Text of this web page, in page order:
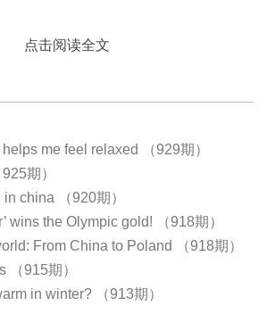
点击阅读全文
me feel relaxed （929期）
期）
china （920期）
wins the Olympic gold! （918期）
From China to Poland （918期）
（915期）
in winter? （913期）